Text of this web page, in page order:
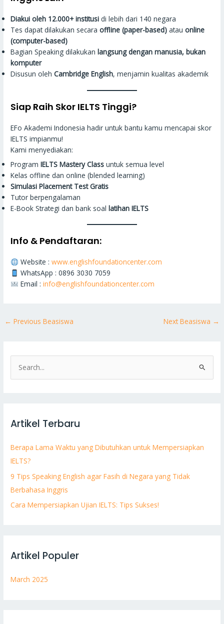
Diakui oleh 12.000+ institusi di lebih dari 140 negara
Tes dapat dilakukan secaraoffline (paper-based) atauonline
(computer-based)
Bagian Speaking dilakukan langsung dengan manusia, bukan
komputer
Disusun olehCambridge English, menjamin kualitas akademik
Siap Raih Skor IELTS Tinggi?
EFo Akademi Indonesia hadir untuk bantu kamu mencapai skor
IELTS impianmu!
Kami menyediakan:
ProgramIELTS Mastery Class untuk semua level
Kelas offline dan online (blended learning)
Simulasi Placement Test Gratis
Tutor berpengalaman
E-Book Strategi dan bank soallatihan IELTS
Info & Pendaftaran:
Website : www.englishfoundationcenter.com
WhatsApp : 0896 3030 7059
Email : info@englishfoundationcenter.com
← Previous Beasiswa Next Beasiswa →
e
c
f
o
r
:
Artikel Terbaru
Berapa Lama Waktu yang Dibutuhkan untuk Mempersiapkan
IELTS?
9 Tips Speaking English agar Fasih di Negara yang Tidak
Berbahasa Inggris
Cara Mempersiapkan Ujian IELTS: Tips Sukses!
Artikel Populer
March 2025